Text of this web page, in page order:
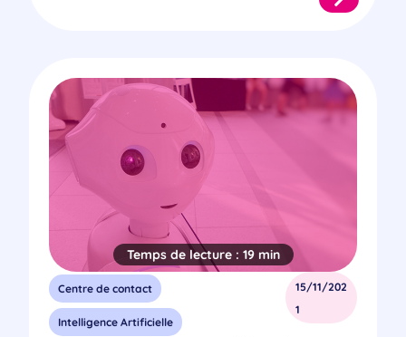
Temps de lecture : 19 min
Centre de contact
Intelligence Artificielle
15/11/202
1